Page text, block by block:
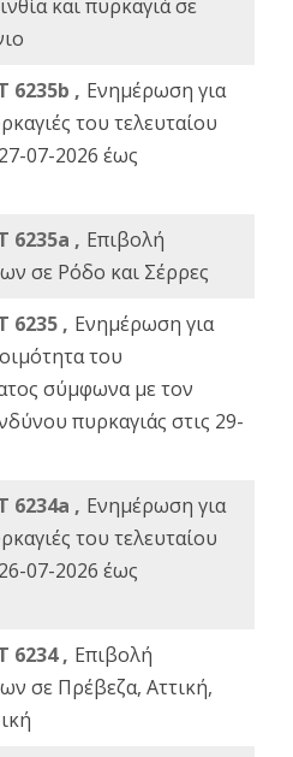
και πυρκαγιά σε
6235b , Ενημέρωση για
του τελευταίου
07-2026 έως
6235a , Eπιβολή
σε Ρόδο και Σέρρες
6235 , Ενημέρωση για
του
σύμφωνα με τον
πυρκαγιάς στις 29-
6234a , Ενημέρωση για
του τελευταίου
07-2026 έως
6234 , Eπιβολή
σε Πρέβεζα, Αττική,